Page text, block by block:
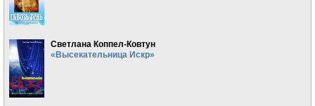
Светлана Коппел-Ковтун
«Высекательница Искр»